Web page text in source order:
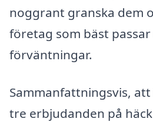
noggrant granska dem
företag som bäst
förväntningar.
Sammanfattningsvis,
tre erbjudanden på